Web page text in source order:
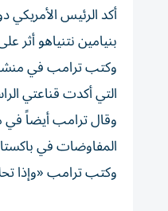
أكد الرئيس ‌الأمريكي
بنيامين ‌نتنياهو
وكتب ترامب في
التي أكدت ⁠قناعتي
وقال ​ترامب ‌أيضاً في
المفاوضات في
وكتب ترامب «وإذا